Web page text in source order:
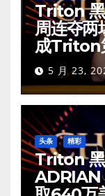
Triton
周连夺
成Triton
5 月 23,
头条 精彩
Triton 黑
ADRIAN